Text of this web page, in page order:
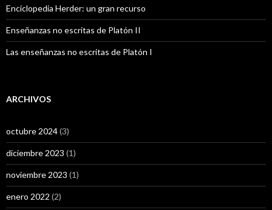
Enciclopedia Herder: un gran recurso
Enseñanzas no escritas de Platón II
Las enseñanzas no escritas de Platón I
ARCHIVOS
octubre 2024(3)
diciembre 2023 (1)
noviembre 2023 (1)
enero 2022 (2)